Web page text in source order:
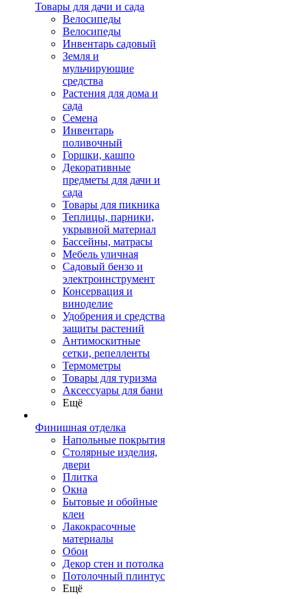
Товары для дачи и сада
Велосипеды
Велосипеды
Инвентарь садовый
Земля и
мульчирующие
средства
Растения для дома и
сада
Семена
Инвентарь
поливочный
Горшки, кашпо
Декоративные
предметы для дачи и
сада
Товары для пикника
Теплицы, парники,
укрывной материал
Бассейны, матрасы
Мебель уличная
Садовый бензо и
электроинструмент
Консервация и
виноделие
Удобрения и средства
защиты растений
Антимоскитные
сетки, репелленты
Термометры
Товары для туризма
Аксессуары для бани
Ещё
Финишная отделка
Напольные покрытия
Столярные изделия,
двери
Плитка
Окна
Бытовые и обойные
клеи
Лакокрасочные
материалы
Обои
Декор стен и потолка
Потолочный плинтус
Ещё